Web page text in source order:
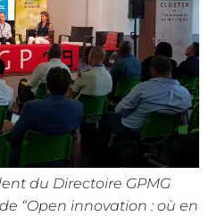
du Directoire GPMG
“Open innovation : où en